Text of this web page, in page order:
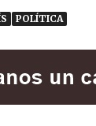
POLÍTICA